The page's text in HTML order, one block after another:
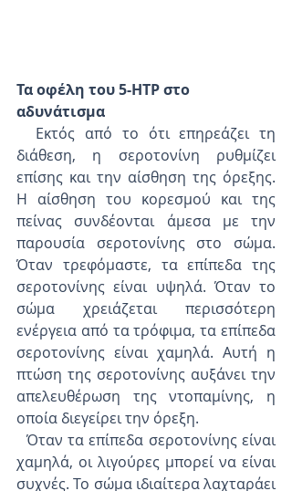
Τα οφέλη του 5-HTP στο
αδυνάτισμα
διάθεση, η σεροτονίνη ρυθμίζει
επίσης και την αίσθηση της όρεξης.
Η αίσθηση του κορεσμού και της
πείνας συνδέονται άμεσα με την
παρουσία σεροτονίνης στο σώμα.
Όταν τρεφόμαστε, τα επίπεδα της
σεροτονίνης είναι υψηλά. Όταν το
σώμα χρειάζεται περισσότερη
ενέργεια από τα τρόφιμα, τα επίπεδα
σεροτονίνης είναι χαμηλά. Αυτή η
πτώση της σεροτονίνης αυξάνει την
απελευθέρωση της ντοπαμίνης, η
οποία διεγείρει την όρεξη.
  Όταν τα επίπεδα σεροτονίνης είναι
χαμηλά, οι λιγούρες μπορεί να είναι
συχνές. Το σώμα ιδιαίτερα λαχταράει